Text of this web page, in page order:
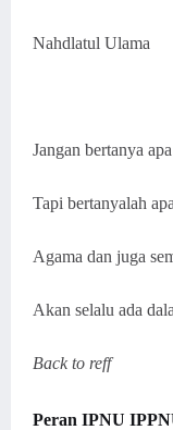
Nahdlatul Ulama
Jangan bertanya
Tapi bertanyalah
Agama dan juga
Akan selalu ada
Back to reff
Peran IPNU